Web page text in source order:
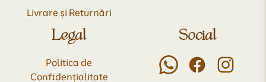
Livrare și Returnări
Legal
Politica de
Confidențialitate
Social